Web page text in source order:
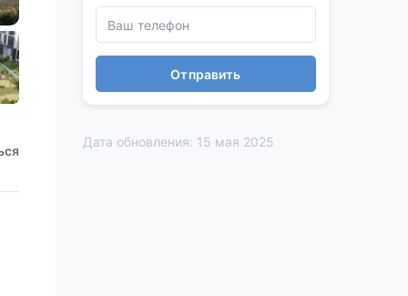
Отправить
Дата обновления: 15 мая 2025